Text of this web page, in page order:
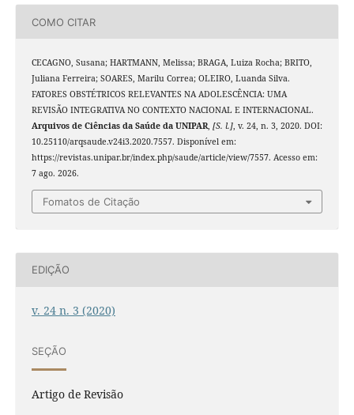
COMO CITAR
CECAGNO, Susana; HARTMANN, Melissa; BRAGA, Luiza Rocha; BRITO,
Juliana Ferreira; SOARES, Marilu Correa; OLEIRO, Luanda Silva.
FATORES OBSTÉTRICOS RELEVANTES NA ADOLESCÊNCIA: UMA
REVISÃO INTEGRATIVA NO CONTEXTO NACIONAL E INTERNACIONAL.
Arquivos de Ciências da Saúde da UNIPAR, [S. l.], v. 24, n. 3, 2020. DOI:
10.25110/arqsaude.v24i3.2020.7557. Disponível em:
https://revistas.unipar.br/index.php/saude/article/view/7557. Acesso em:
7 ago. 2026.
Fomatos de Citação
EDIÇÃO
v. 24 n. 3 (2020)
SEÇÃO
Artigo de Revisão